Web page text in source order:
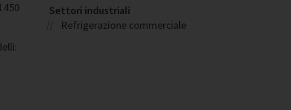
Settori industriali
Refrigerazione commerciale